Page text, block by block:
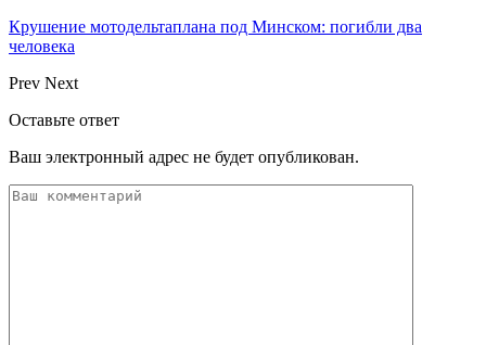
Крушение мотодельтаплана под Минском: погибли два
человека
Prev Next
Оставьте ответ
Ваш электронный адрес не будет опубликован.